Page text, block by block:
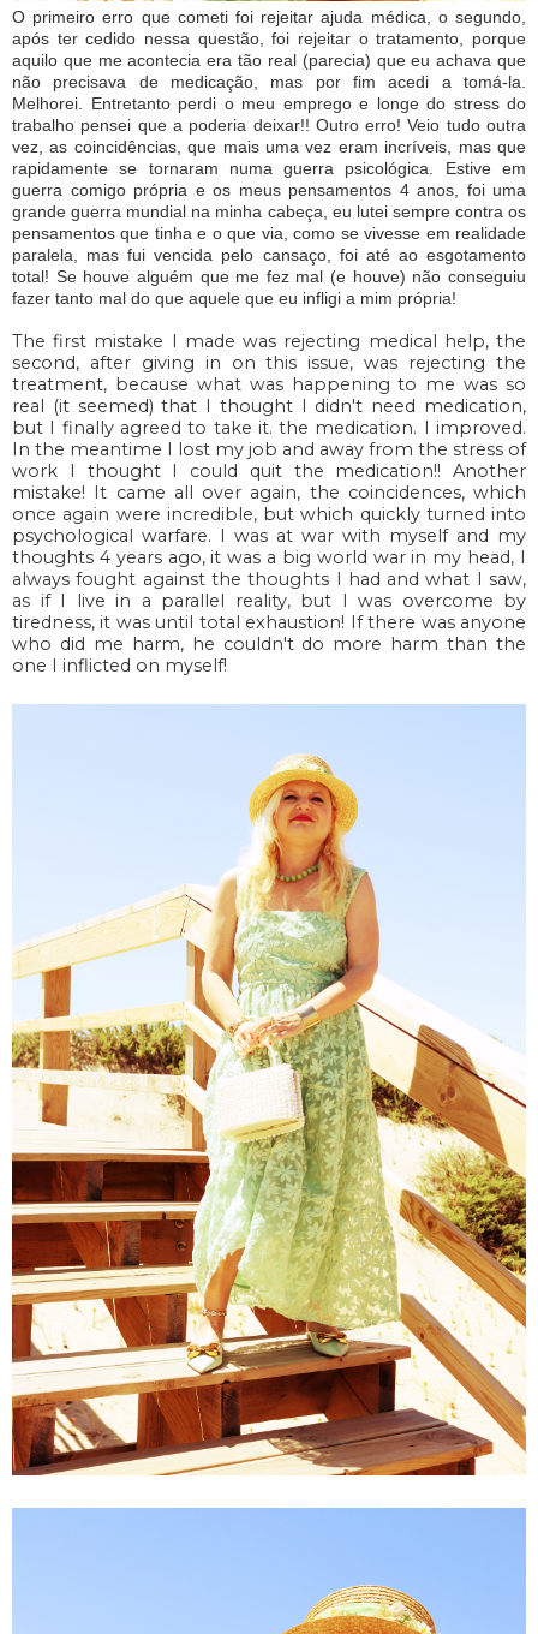
O primeiro erro que cometi foi rejeitar ajuda médica, o segundo,
após ter cedido nessa questão, foi rejeitar o tratamento, porque
aquilo que me acontecia era tão real (parecia) que eu achava que
não precisava de medicação, mas por fim acedi a tomá-la.
Melhorei. Entretanto perdi o meu emprego e longe do stress do
trabalho pensei que a poderia deixar!! Outro erro! Veio tudo outra
vez, as coincidências, que mais uma vez eram incríveis, mas que
rapidamente se tornaram numa guerra psicológica. Estive em
guerra comigo própria e os meus pensamentos 4 anos, foi uma
grande guerra mundial na minha cabeça, eu lutei sempre contra os
pensamentos que tinha e o que via, como se vivesse em realidade
paralela, mas fui vencida pelo cansaço, foi até ao esgotamento
total! Se houve alguém que me fez mal (e houve) não conseguiu
fazer tanto mal do que aquele que eu infligi a mim própria!
The first mistake I made was rejecting medical help, the
second, after giving in on this issue, was rejecting the
treatment, because what was happening to me was so
real (it seemed) that I thought I didn't need medication,
but I finally agreed to take it. the medication. I improved.
In the meantime I lost my job and away from the stress of
work I thought I could quit the medication!! Another
mistake! It came all over again, the coincidences, which
once again were incredible, but which quickly turned into
psychological warfare. I was at war with myself and my
thoughts 4 years ago, it was a big world war in my head, I
always fought against the thoughts I had and what I saw,
as if I live in a parallel reality, but I was overcome by
tiredness, it was until total exhaustion! If there was anyone
who did me harm, he couldn't do more harm than the
one I inflicted on myself!